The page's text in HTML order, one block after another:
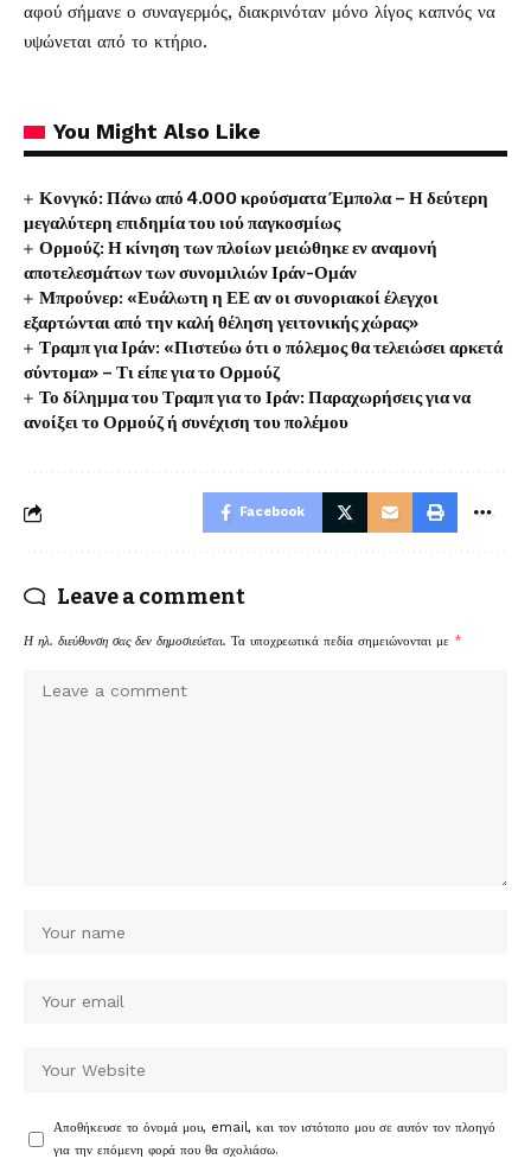
αφού σήμανε ο συναγερμός, διακρινόταν μόνο λίγος καπνός να
υψώνεται από το κτήριο.
You Might Also Like
Κονγκό: Πάνω από 4.000 κρούσματα Έμπολα – Η δεύτερη
μεγαλύτερη επιδημία του ιού παγκοσμίως
Ορμούζ: Η κίνηση των πλοίων μειώθηκε εν αναμονή
αποτελεσμάτων των συνομιλιών Ιράν-Ομάν
Μπρούνερ: «Ευάλωτη η ΕΕ αν οι συνοριακοί έλεγχοι
εξαρτώνται από την καλή θέληση γειτονικής χώρας»
Τραμπ για Ιράν: «Πιστεύω ότι ο πόλεμος θα τελειώσει αρκετά
σύντομα» – Τι είπε για το Ορμούζ
Το δίλημμα του Τραμπ για το Ιράν: Παραχωρήσεις για να
ανοίξει το Ορμούζ ή συνέχιση του πολέμου
Facebook
Leave a comment
Η ηλ. διεύθυνση σας δεν δημοσιεύεται. Τα υποχρεωτικά πεδία σημειώνονται με *
Αποθήκευσε το όνομά μου, email, και τον ιστότοπο μου σε αυτόν τον πλοηγό
για την επόμενη φορά που θα σχολιάσω.